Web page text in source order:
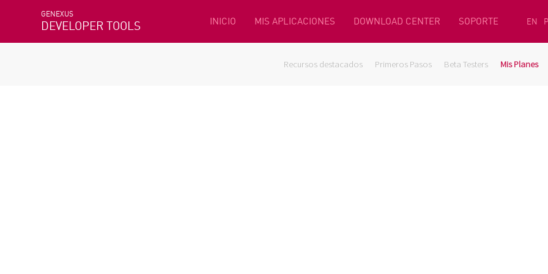
GENEXUS
DEVELOPER TOOLS INICIO MIS APLICACIONES DOWNLOAD CENTER SOPORTE EN
Recursos destacados Primeros Pasos Beta Testers Mis Planes